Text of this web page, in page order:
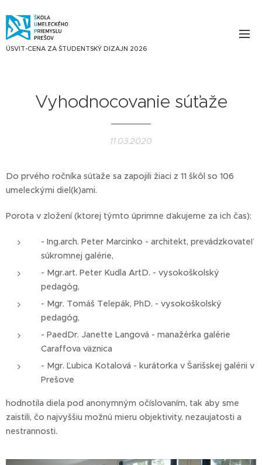
ÚSVIT-CENA ZA ŠTUDENTSKÝ DIZAJN 2026
Vyhodnocovanie súťaže
11.03.2020
Do prvého ročníka súťaže sa zapojili žiaci z 11 škôl so 106
umeleckými diel(k)ami.
Porota v zložení (ktorej týmto úprimne ďakujeme za ich čas):
- Ing.arch. Peter Marcinko - architekt, prevádzkovateľ
súkromnej galérie,
- Mgr.art. Peter Kudla ArtD. - vysokoškolský
pedagóg,
- Mgr. Tomáš Telepák, PhD. - vysokoškolský
pedagóg,
- PaedDr. Janette Langová - manažérka galérie
Caraffova väznica
- Mgr. Ľubica Kotalová - kurátorka v Šarišskej galérii v
Prešove
hodnotila diela pod anonymným očíslovaním, tak aby sme
zaistili, čo najvyššiu možnú mieru objektivity, nezaujatosti a
nestrannosti.